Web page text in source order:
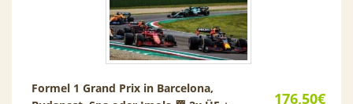
176,50€
Formel 1 Grand Prix in Barcelona,